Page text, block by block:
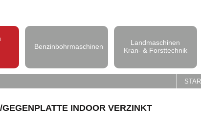
Benzinbohrmaschinen
Landmaschinen
Kran- & Forsttechnik
INDOOR VERZINKT